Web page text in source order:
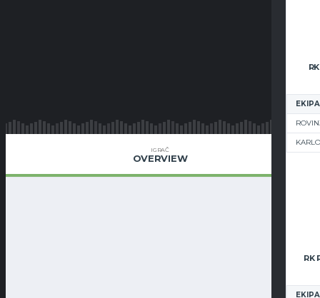
EKIPA
EKIPA
IGRAČ
OVERVIEW